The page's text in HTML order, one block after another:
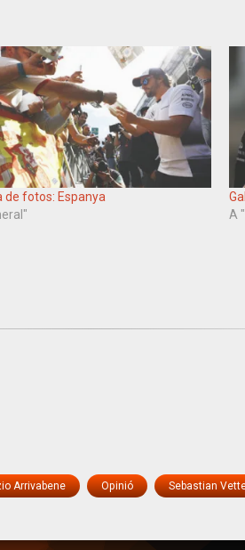
de fotos: Espanya
A
Arrivabene Opinió Sebastian